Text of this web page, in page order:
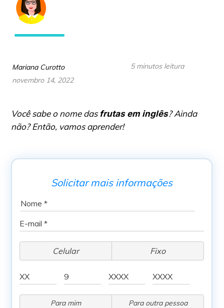
Mariana Curotto
novembro 14, 2022
5 minutos leitura
Você sabe o nome das frutas em inglês? Ainda
não? Então, vamos aprender!
Solicitar mais informações
Celular Fixo
Para mim Para outra pessoa